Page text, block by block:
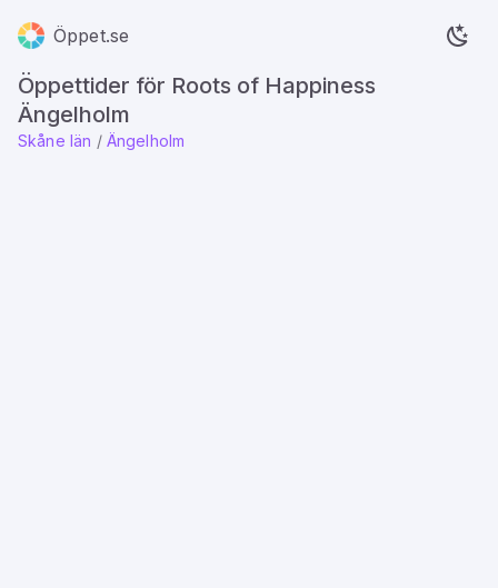
Öppet.se
Öppettider för Roots of Happiness
Ängelholm
Skåne län / Ängelholm